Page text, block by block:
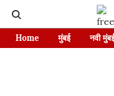
Home मुंबई नवी